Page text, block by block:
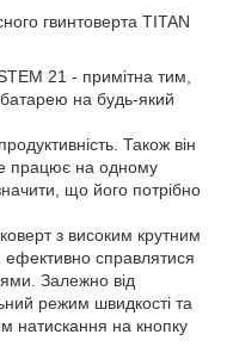
гвинтоверта TITAN
21 - примітна тим,
на будь-який
Також він
працює на одному
що його потрібно
з високим крутним
справлятися
Залежно від
режим швидкості та
натискання на кнопку